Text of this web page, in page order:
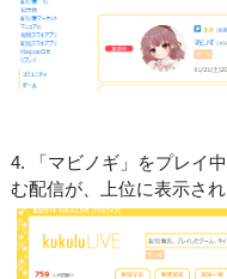
4. 「マビノギ」をプレイ
む配信が、上位に表示され